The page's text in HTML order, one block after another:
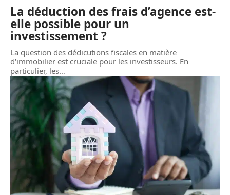
La déduction des frais d’agence est-
elle possible pour un
investissement ?
La question des dédicutions fiscales en matière
d'immobilier est cruciale pour les investisseurs. En
particulier, les…